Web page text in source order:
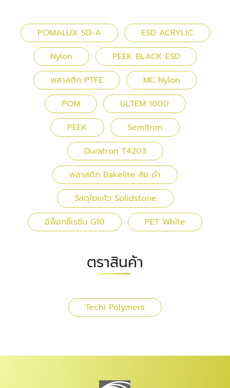
POMALUX SD-A
ESD ACRYLIC
Nylon
PEEK BLACK ESD
พลาสติก PTFE
MC Nylon
POM
ULTEM 1000
PEEK
Semitron
Duratron T4203
พลาสติก Bakelite ส้ม ดำ
วัสดุใยแก้ว Solidstone
อีพ็อกซี่เรซิ่น G10
PET White
ตราสินค้า
Techi Polymers